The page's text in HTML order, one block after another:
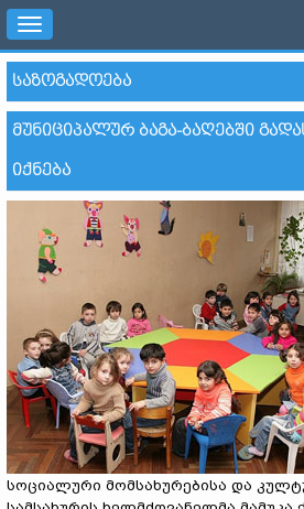
Toggle
navigation
ᲡᲐᲖᲝᲒᲐᲓᲝᲔᲑᲐ
ᲛᲣᲜᲘᲪᲘᲞᲐᲚᲣᲠ ᲑᲐᲒᲐ-ᲑᲐᲦᲔᲑᲨᲘ
ᲘᲥᲜᲔᲑᲐ
სოციალური მომსახურებისა და